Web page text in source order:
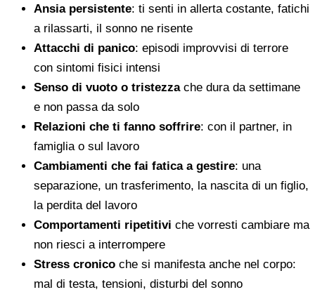
Ansia persistente: ti senti in allerta costante, fatichi
a rilassarti, il sonno ne risente
Attacchi di panico: episodi improvvisi di terrore
con sintomi fisici intensi
Senso di vuoto o tristezzache dura da settimane
e non passa da solo
Relazioni che ti fanno soffrire: con il partner, in
famiglia o sul lavoro
Cambiamenti che fai fatica a gestire: una
separazione, un trasferimento, la nascita di un figlio,
la perdita del lavoro
Comportamenti ripetitivi che vorresti cambiare ma
non riesci a interrompere
Stress cronico che si manifesta anche nel corpo:
mal di testa, tensioni, disturbi del sonno